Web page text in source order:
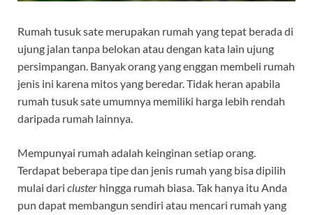
Rumah tusuk sate merupakan rumah yang tepat berada di
ujung jalan tanpa belokan atau dengan kata lain ujung
persimpangan. Banyak orang yang enggan membeli rumah
jenis ini karena mitos yang beredar. Tidak heran apabila
rumah tusuk sate umumnya memiliki harga lebih rendah
daripada rumah lainnya.
Mempunyai rumah adalah keinginan setiap orang.
Terdapat beberapa tipe dan jenis rumah yang bisa dipilih
mulai dari cluster hingga rumah biasa. Tak hanya itu Anda
pun dapat membangun sendiri atau mencari rumah yang